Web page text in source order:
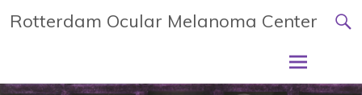
Rotterdam Ocular Melanoma Center